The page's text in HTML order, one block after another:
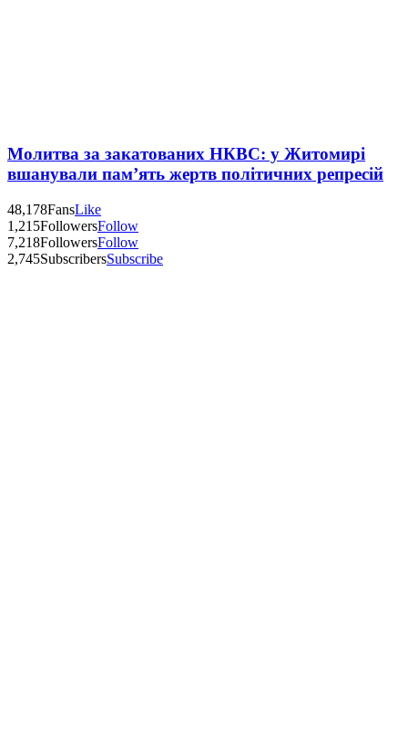
Молитва за закатованих НКВС: у Житомирі
вшанували пам’ять жертв політичних репресій
48,178FansLike
1,215FollowersFollow
7,218FollowersFollow
2,745SubscribersSubscribe